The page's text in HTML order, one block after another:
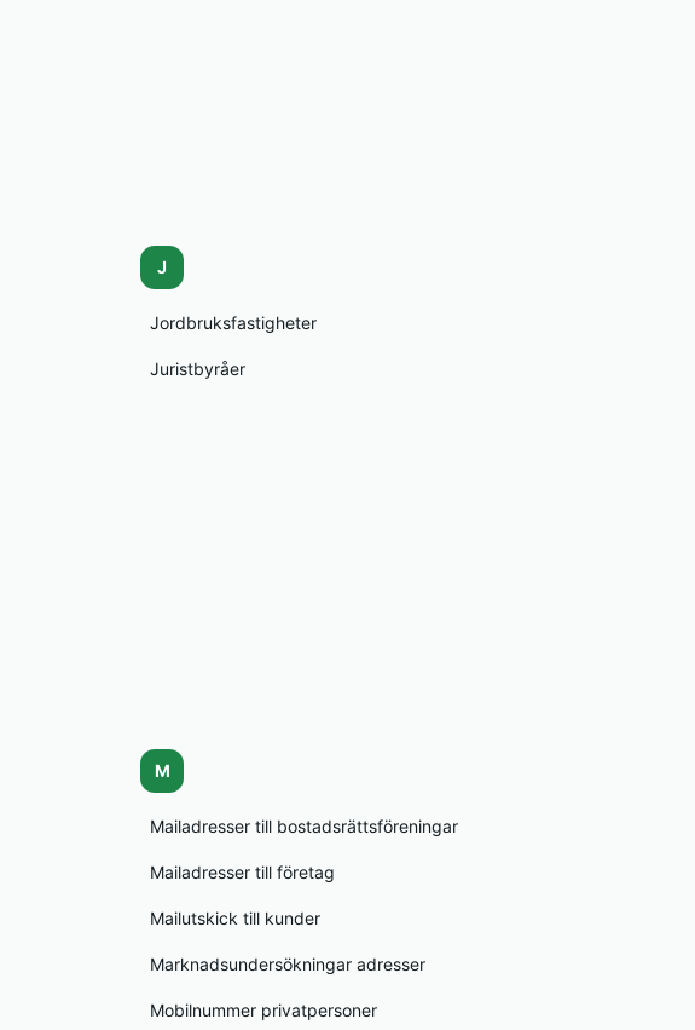
J
Jordbruksfastigheter
Juristbyråer
M
Mailadresser till bostadsrättsföreningar
Mailadresser till företag
Mailutskick till kunder
Marknadsundersökningar adresser
Mobilnummer privatpersoner